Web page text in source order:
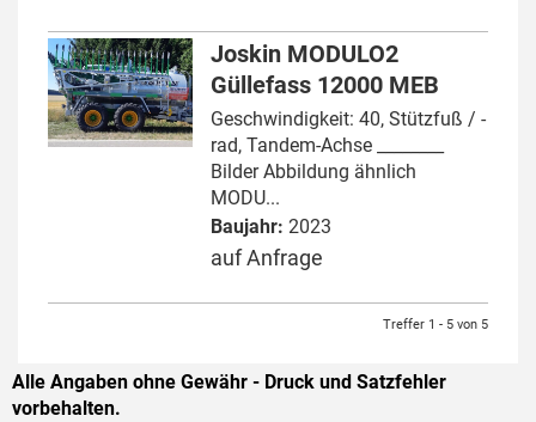
Joskin MODULO2
Güllefass 12000 MEB
Geschwindigkeit: 40, Stützfuß / -
rad, Tandem-Achse ________
Bilder Abbildung ähnlich
MODU...
Baujahr: 2023
auf Anfrage
Treffer 1 - 5 von 5
Alle Angaben ohne Gewähr - Druck und Satzfehler
vorbehalten.